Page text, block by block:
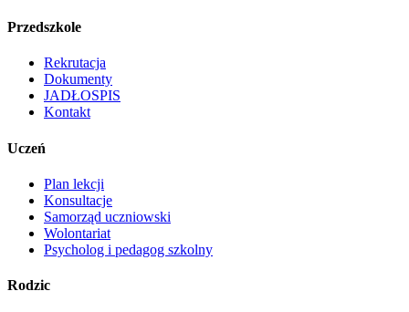
Przedszkole
Rekrutacja
Dokumenty
JADŁOSPIS
Kontakt
Uczeń
Plan lekcji
Konsultacje
Samorząd uczniowski
Wolontariat
Psycholog i pedagog szkolny
Rodzic